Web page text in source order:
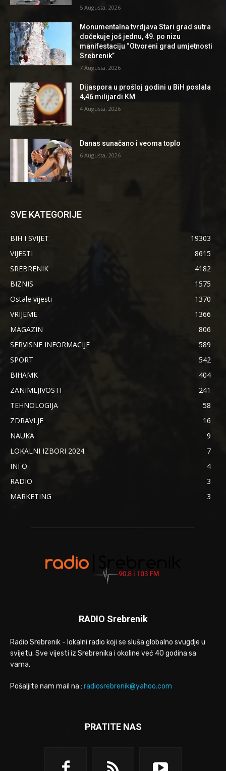
5 Augusta, 2026
Monumentalna tvrdjava Stari grad sutra
dočekuje još jednu, 49. po nizu
manifestaciju “Otvoreni grad umjetnosti
Srebrenik”
7 Augusta, 2026
Dijaspora u prošloj godini u BiH poslala
4,46 milijardi KM
4 Augusta, 2026
Danas sunačano i veoma toplo
6 Augusta, 2026
SVE KATEGORIJE
BIH I SVIJET
19303
VIJESTI
8615
SREBRENIK
4182
BIZNIS
1575
Ostale vijesti
1370
VRIJEME
1366
MAGAZIN
806
SERVISNE INFORMACIJE
589
SPORT
542
BIHAMK
404
ZANIMLJIVOSTI
241
TEHNOLOGIJA
58
ZDRAVLJE
16
NAUKA
9
LOKALNI IZBORI 2024.
7
INFO
4
RADIO
3
MARKETING
3
RADIO Srebrenik
Radio Srebrenik - lokalni radio koji se sluša globalno svugdje u
svijetu. Sve vijesti iz Srebrenika i okoline već 40 godina sa
vama.
Pošaljite nam mail na : radiosrebrenik@yahoo.com
PRATITE NAS